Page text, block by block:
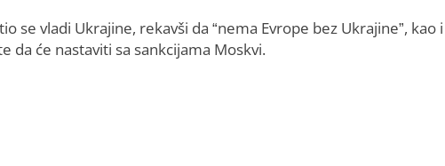
se vladi Ukrajine, rekavši da “nema Evrope bez Ukrajine”, kao
da će nastaviti sa sankcijama Moskvi.